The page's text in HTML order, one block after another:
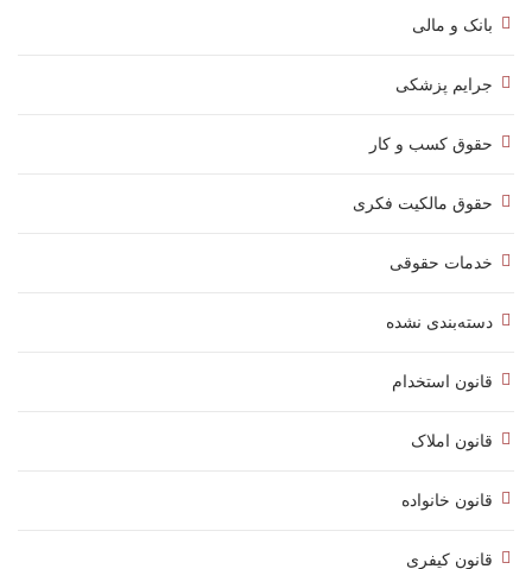
بانک و مالی
جرایم پزشکی
حقوق کسب‌ و کار
حقوق مالکیت فکری
خدمات حقوقی
دسته‌بندی نشده
قانون استخدام
قانون املاک
قانون خانواده
قانون کیفری